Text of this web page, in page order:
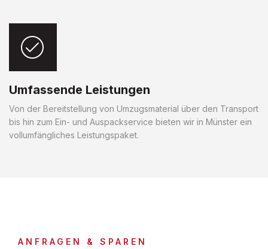
Umfassende Leistungen
Von der Bereitstellung von Umzugsmaterial über den Transport
bis hin zum Ein- und Auspackservice bieten wir in Münster ein
vollumfängliches Leistungspaket.
ANFRAGEN & SPAREN